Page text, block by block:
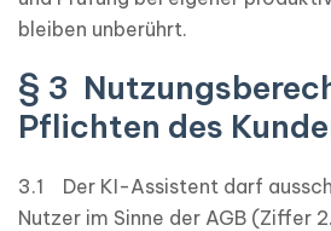
bleiben unberührt.
§ 3
Pflichten des
3.1 Der KI-Assistent darf
Nutzer im Sinne der AGB (Ziffer